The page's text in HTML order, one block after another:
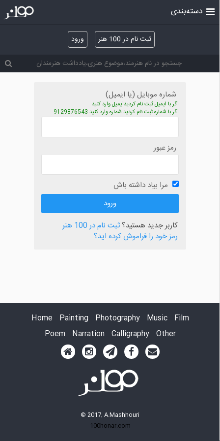
ثبت نام در 100 هنر ورود
دسته‌بندی
شماره موبایل (یا ایمیل)
اگر با ایمیل ثبت نام کردیدایمیل وارد کنید
اگر با شماره ثبت نام کردید شماره وارد کنید 9129876543
رمز عبور
مرا بیاد داشته باش
کاربر جدید هستید؟ثبت نام در 100 هنر
رمز خود را فراموش کرده اید؟
Home Painting Photography Music
Film
Poem
Narration Calligraphy Other
© 2017, A.Mashhouri
100honar.com